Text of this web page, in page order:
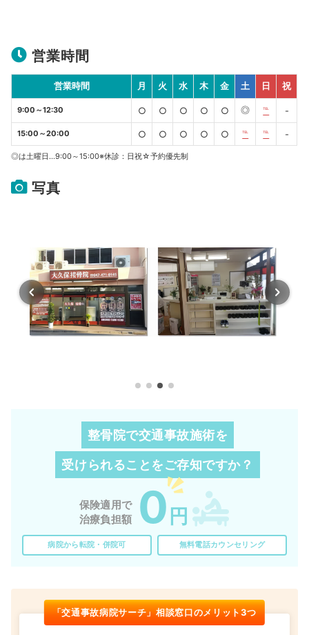
営業時間
営業時間 月 火 水 木 金 土 日 祝
9:00～12:30 ○ ○ ○ ○ ○ ◎ ℡ -
15:00～20:00 ○ ○ ○ ○ ○ ℡ ℡ -
◎は土曜日…9:00～15:00※休診：日祝☆予約優先制
写真
整骨院で交通事故施術を
受けられることをご存知ですか？
保険適用で
治療負担額
0 円
病院から転院・併院可 無料電話カウンセリング
「交通事故病院サーチ」相談窓口のメリット3つ